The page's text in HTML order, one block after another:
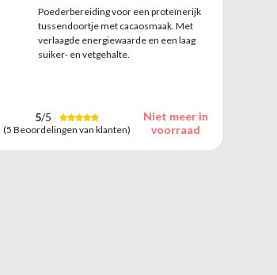
Poederbereiding voor een proteïnerijk
tussendoortje met cacaosmaak. Met
verlaagde energiewaarde en een laag
suiker- en vetgehalte.
5/5
(5 Beoordelingen van klanten)
Niet meer in
voorraad